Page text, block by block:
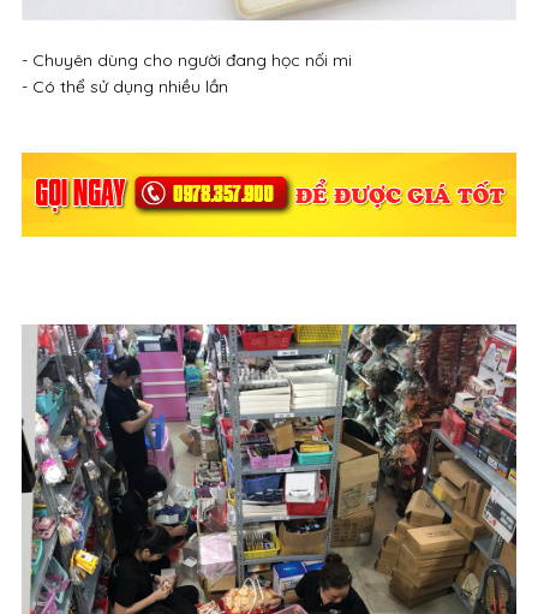
- Chuyên dùng cho người đang học nối mi
- Có thể sử dụng nhiều lần